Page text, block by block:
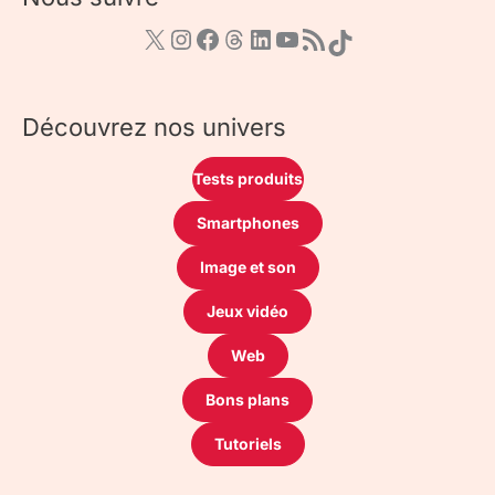
Découvrez nos univers
Tests produits
Smartphones
Image et son
Jeux vidéo
Web
Bons plans
Tutoriels